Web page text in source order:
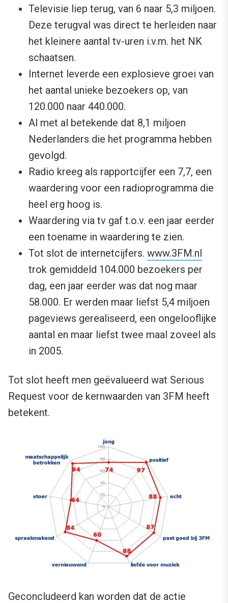
Televisie liep terug, van 6 naar 5,3 miljoen.
Deze terugval was direct te herleiden naar
het kleinere aantal tv-uren i.v.m. het NK
schaatsen.
Internet leverde een explosieve groei van
het aantal unieke bezoekers op, van
120.000 naar 440.000.
Al met al betekende dat 8,1 miljoen
Nederlanders die het programma hebben
gevolgd.
Radio kreeg als rapportcijfer een 7,7, een
waardering voor een radioprogramma die
heel erg hoog is.
Waardering via tv gaf t.o.v. een jaar eerder
een toename in waardering te zien.
Tot slot de internetcijfers. www.3FM.nl
trok gemiddeld 104.000 bezoekers per
dag, een jaar eerder was dat nog maar
58.000. Er werden maar liefst 5,4 miljoen
pageviews gerealiseerd, een ongelooflijke
aantal en maar liefst twee maal zoveel als
in 2005.
Tot slot heeft men geëvalueerd wat Serious
Request voor de kernwaarden van 3FM heeft
betekent.
Geconcludeerd kan worden dat de actie